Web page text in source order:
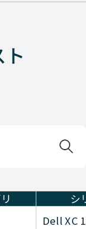
シ
Dell XC